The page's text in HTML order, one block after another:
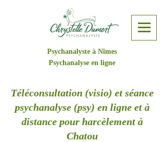
Psychanalyste à Nîmes
Psychanalyse en ligne
Téléconsultation (visio) et séance
psychanalyse (psy) en ligne et à
distance pour harcèlement à
Chatou